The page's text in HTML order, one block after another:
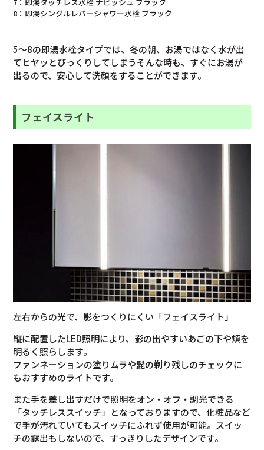
8：即湯シングルレバーシャワー水栓 ブラック
5～8の即湯水栓タイプでは、冬の朝、お湯ではなく水が出
てヒヤッとびっくりしてしまうそんな時も、すぐにお湯が
出るので、安心して洗顔をすることができます。
フェイスライト
左右からの光で、影をつくりにくい「フェイスライト」
縦に配置したLED照明により、影の出やすいあごの下や頬を
明るく照らします。
ファンネーションの塗りムラや髭の剃り残しのチェックに
もおすすめのライトです。
また手を差し出すだけで照明をオン・オフ・調光できる
「タッチレススイッチ」となっておりますので、化粧品など
で手が汚れていてもスイッチにふれず使用が可能。スイッ
チの露出もしないので、すっきりしたデザインです。